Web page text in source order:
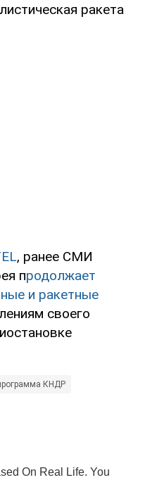
ракета
, ранее СМИ
продолжает
и ракетные
своего
КНДР